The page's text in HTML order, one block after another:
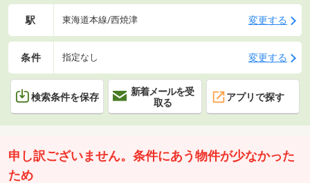
駅 東海道本線/西焼津 変更する
条件 指定なし 変更する
検索条件を保存
新着メールを受
取る
アプリで探す
申し訳ございません。条件にあう物件が少なかった
ため